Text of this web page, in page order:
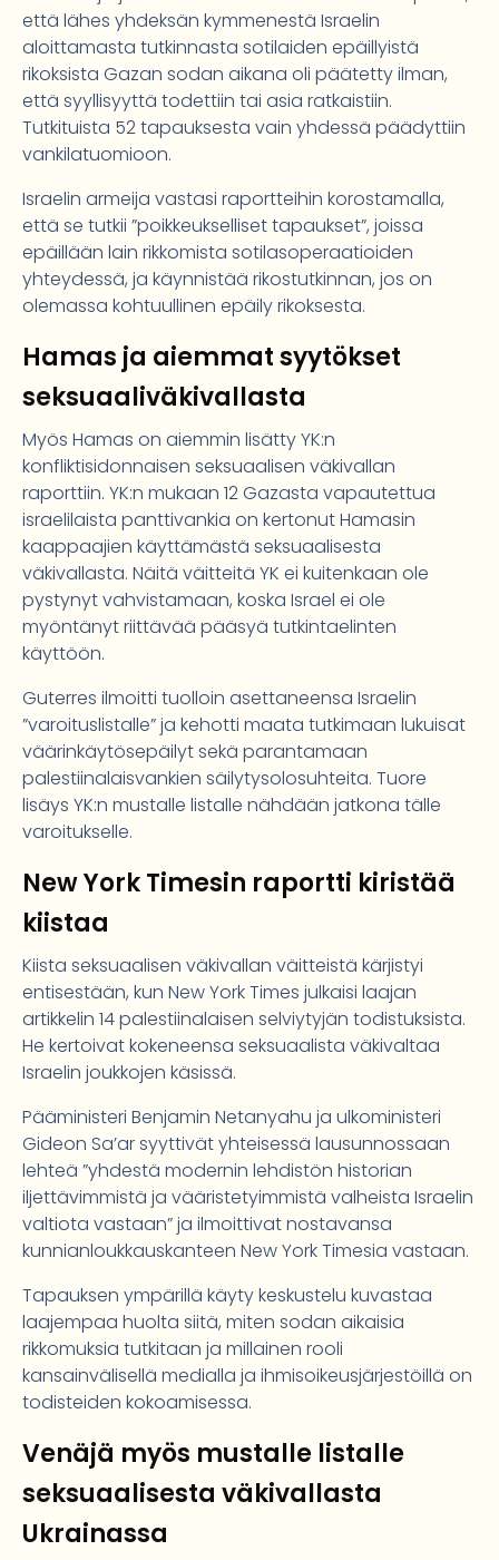
että lähes yhdeksän kymmenestä Israelin
aloittamasta tutkinnasta sotilaiden epäillyistä
rikoksista Gazan sodan aikana oli päätetty ilman,
että syyllisyyttä todettiin tai asia ratkaistiin.
Tutkituista 52 tapauksesta vain yhdessä päädyttiin
vankilatuomioon.
Israelin armeija vastasi raportteihin korostamalla,
että se tutkii ”poikkeukselliset tapaukset”, joissa
epäillään lain rikkomista sotilasoperaatioiden
yhteydessä, ja käynnistää rikostutkinnan, jos on
olemassa kohtuullinen epäily rikoksesta.
Hamas ja aiemmat syytökset
seksuaaliväkivallasta
Myös Hamas on aiemmin lisätty YK:n
konfliktisidonnaisen seksuaalisen väkivallan
raporttiin. YK:n mukaan 12 Gazasta vapautettua
israelilaista panttivankia on kertonut Hamasin
kaappaajien käyttämästä seksuaalisesta
väkivallasta. Näitä väitteitä YK ei kuitenkaan ole
pystynyt vahvistamaan, koska Israel ei ole
myöntänyt riittävää pääsyä tutkintaelinten
käyttöön.
Guterres ilmoitti tuolloin asettaneensa Israelin
”varoituslistalle” ja kehotti maata tutkimaan lukuisat
väärinkäytösepäilyt sekä parantamaan
palestiinalaisvankien säilytysolosuhteita. Tuore
lisäys YK:n mustalle listalle nähdään jatkona tälle
varoitukselle.
New York Timesin raportti kiristää
kiistaa
Kiista seksuaalisen väkivallan väitteistä kärjistyi
entisestään, kun New York Times julkaisi laajan
artikkelin 14 palestiinalaisen selviytyjän todistuksista.
He kertoivat kokeneensa seksuaalista väkivaltaa
Israelin joukkojen käsissä.
Pääministeri Benjamin Netanyahu ja ulkoministeri
Gideon Sa’ar syyttivät yhteisessä lausunnossaan
lehteä ”yhdestä modernin lehdistön historian
iljettävimmistä ja vääristetyimmistä valheista Israelin
valtiota vastaan” ja ilmoittivat nostavansa
kunnianloukkauskanteen New York Timesia vastaan.
Tapauksen ympärillä käyty keskustelu kuvastaa
laajempaa huolta siitä, miten sodan aikaisia
rikkomuksia tutkitaan ja millainen rooli
kansainvälisellä medialla ja ihmisoikeusjärjestöillä on
todisteiden kokoamisessa.
Venäjä myös mustalle listalle
seksuaalisesta väkivallasta
Ukrainassa